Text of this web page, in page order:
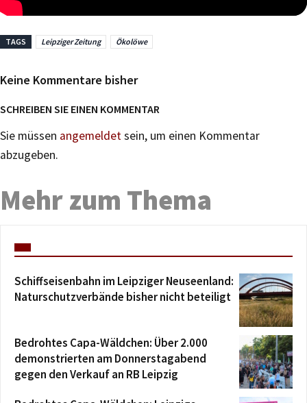
TAGS Leipziger Zeitung Ökolöwe
Keine Kommentare bisher
SCHREIBEN SIE EINEN KOMMENTAR
Sie müssen angemeldetsein, um einen Kommentar
abzugeben.
Mehr zum Thema
Schiffseisenbahn im Leipziger Neuseenland:
Naturschutzverbände bisher nicht beteiligt
Bedrohtes Capa-Wäldchen: Über 2.000
demonstrierten am Donnerstagabend
gegen den Verkauf an RB Leipzig